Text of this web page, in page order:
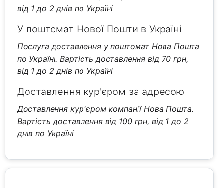
від 1 до 2 днів по Україні
У поштомат Нової Пошти в Україні
Послуга доставлення у поштомат Нова Пошта
по Україні. Вартість доставлення від 70 грн,
від 1 до 2 днів по Україні
Доставлення кур'єром за адресою
Доставлення кур'єром компанії Нова Пошта.
Вартість доставлення від 100 грн, від 1 до 2
днів по Україні